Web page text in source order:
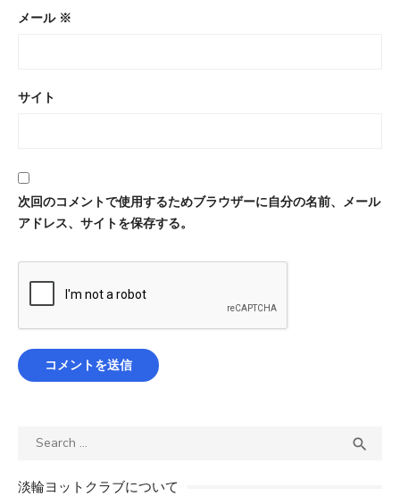
メール ※
サイト
次回のコメントで使用するためブラウザーに自分の名前、メール
アドレス、サイトを保存する。
Search

淡輪ヨットクラブについて